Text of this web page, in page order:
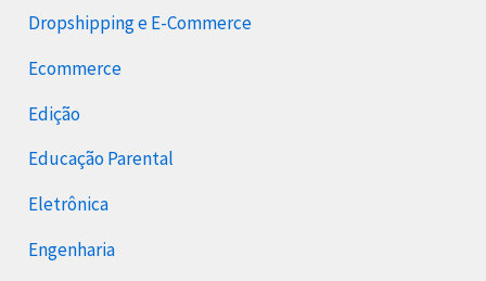
Dropshipping e E-Commerce
Ecommerce
Edição
Educação Parental
Eletrônica
Engenharia